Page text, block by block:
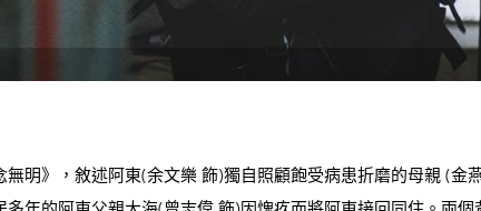
明》，敘述阿東(余文樂 飾)獨自照顧飽受病患折磨的母親 (金